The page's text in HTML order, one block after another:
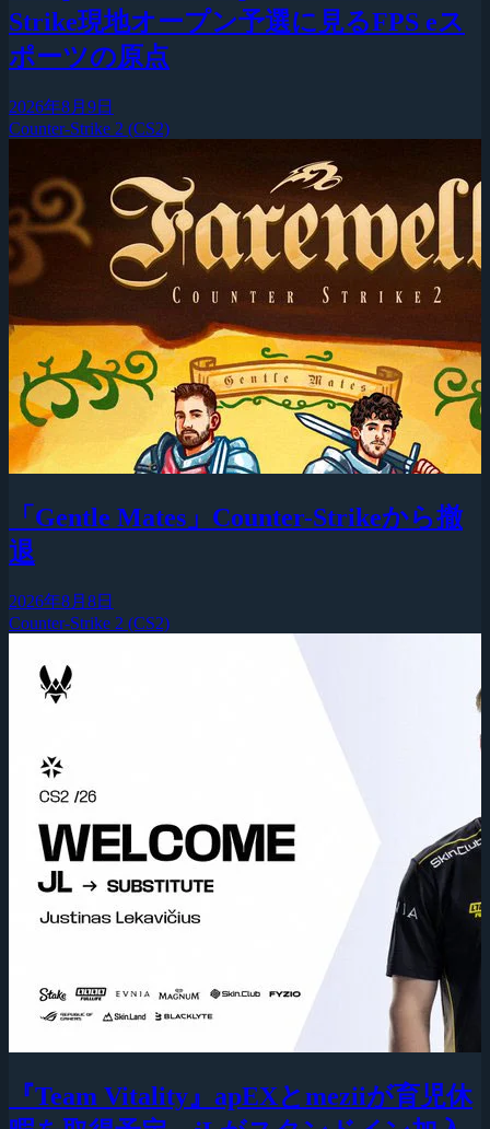
Strike現地オープン予選に見るFPS eス
ポーツの原点
2026年8月9日
Counter-Strike 2 (CS2)
「Gentle Mates」Counter-Strikeから撤
退
2026年8月8日
Counter-Strike 2 (CS2)
『Team Vitality』apEXとmeziiが育児休